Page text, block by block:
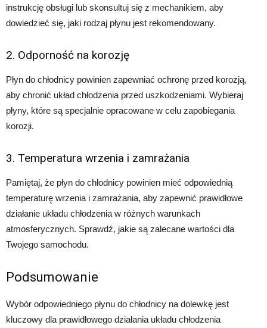
instrukcję obsługi lub skonsultuj się z mechanikiem, aby
dowiedzieć się, jaki rodzaj płynu jest rekomendowany.
2. Odporność na korozję
Płyn do chłodnicy powinien zapewniać ochronę przed korozją,
aby chronić układ chłodzenia przed uszkodzeniami. Wybieraj
płyny, które są specjalnie opracowane w celu zapobiegania
korozji.
3. Temperatura wrzenia i zamrażania
Pamiętaj, że płyn do chłodnicy powinien mieć odpowiednią
temperaturę wrzenia i zamrażania, aby zapewnić prawidłowe
działanie układu chłodzenia w różnych warunkach
atmosferycznych. Sprawdź, jakie są zalecane wartości dla
Twojego samochodu.
Podsumowanie
Wybór odpowiedniego płynu do chłodnicy na dolewkę jest
kluczowy dla prawidłowego działania układu chłodzenia